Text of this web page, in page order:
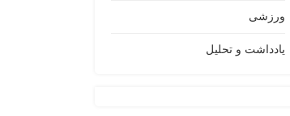
ورزشی
یادداشت و تحلیل